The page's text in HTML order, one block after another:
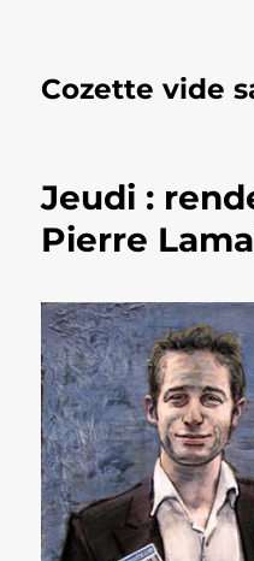
Cozette vide
Jeudi :
Pierre